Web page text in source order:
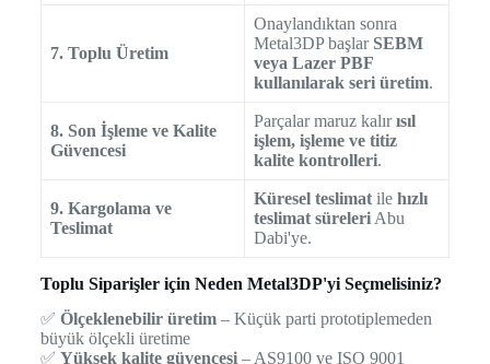
7. Toplu Üretim
Onaylandıktan sonra
Metal3DP başlar SEBM
veya Lazer PBF
kullanılarak seri üretim.
8. Son İşleme ve Kalite
Güvencesi
Parçalar maruz kalırısıl
işlem, işleme ve titiz
kalite kontrolleri.
9. Kargolama ve
Teslimat
Küresel teslimatile hızlı
teslimat süreleriAbu
Dabi'ye.
Toplu Siparişler için Neden Metal3DP'yi Seçmelisiniz?
✅ Ölçeklenebilir üretim– Küçük parti prototiplemeden
büyük ölçekli üretime
✅ Yüksek kalite güvencesi– AS9100 ve ISO 9001